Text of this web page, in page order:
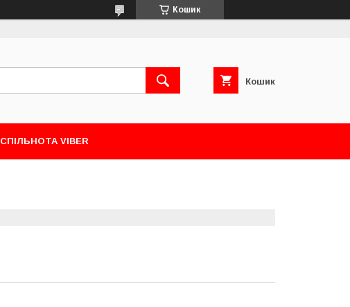
Кошик
Кошик
СПІЛЬНОТА VIBER